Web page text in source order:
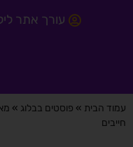
עורך אתר
עמוד הבית » פוסטים בבלוג »
חייבים